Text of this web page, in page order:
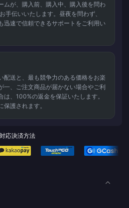
ムが、購入前、購入中、購入後を問わ
手伝いいたします。昼夜を問わず、
迅速で信頼できるサポートをご利用い
配送と、最も競争力のある価格をお楽
一、ご注文商品が届かない場合やご利
は、100%の返金を保証いたします。
保護されます。
対応決済方法